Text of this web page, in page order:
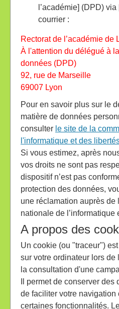
l’académie] (DPD) via
courrier :
Rectorat de l’académie de
À l'attention du délégué à
données (DPD)
92, rue de Marseille
69007 Lyon
Pour en savoir plus sur le
matière de données
consulter le site de la
l'informatique et des
Si vous estimez, après
vos droits ne sont pas
dispositif n’est pas
protection des données,
une réclamation auprès de
nationale de l’informatique
A propos des
Un cookie (ou "traceur")
sur votre ordinateur lors
la consultation d'une
Il permet de conserver
de faciliter votre navigation
certaines fonctionnalités.